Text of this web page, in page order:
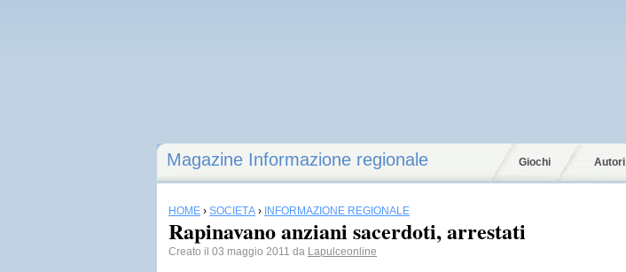
Magazine Informazione regionale Giochi Autori
HOME › SOCIETÀ › INFORMAZIONE REGIONALE
Rapinavano anziani sacerdoti, arrestati
Creato il 03 maggio 2011 da Lapulceonline